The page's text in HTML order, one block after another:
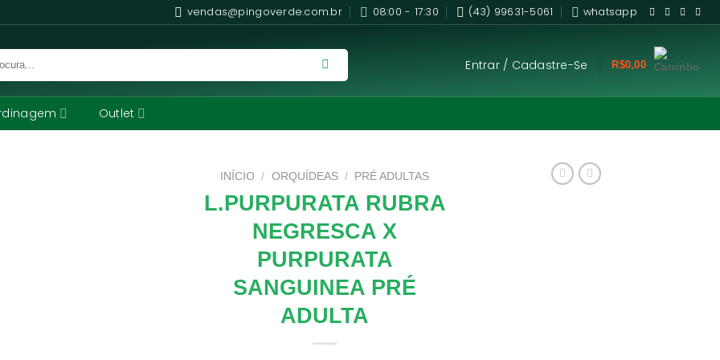
vendas@pingoverde.com.br 08:00 - 17:30 (43) 99631-5061 whatsapp
Entrar / Cadastre-Se R$0,00
Outlet
INÍCIO / ORQUÍDEAS / PRÉ ADULTAS
L.PURPURATA RUBRA
NEGRESCA X
PURPURATA
SANGUINEA PRÉ
ADULTA